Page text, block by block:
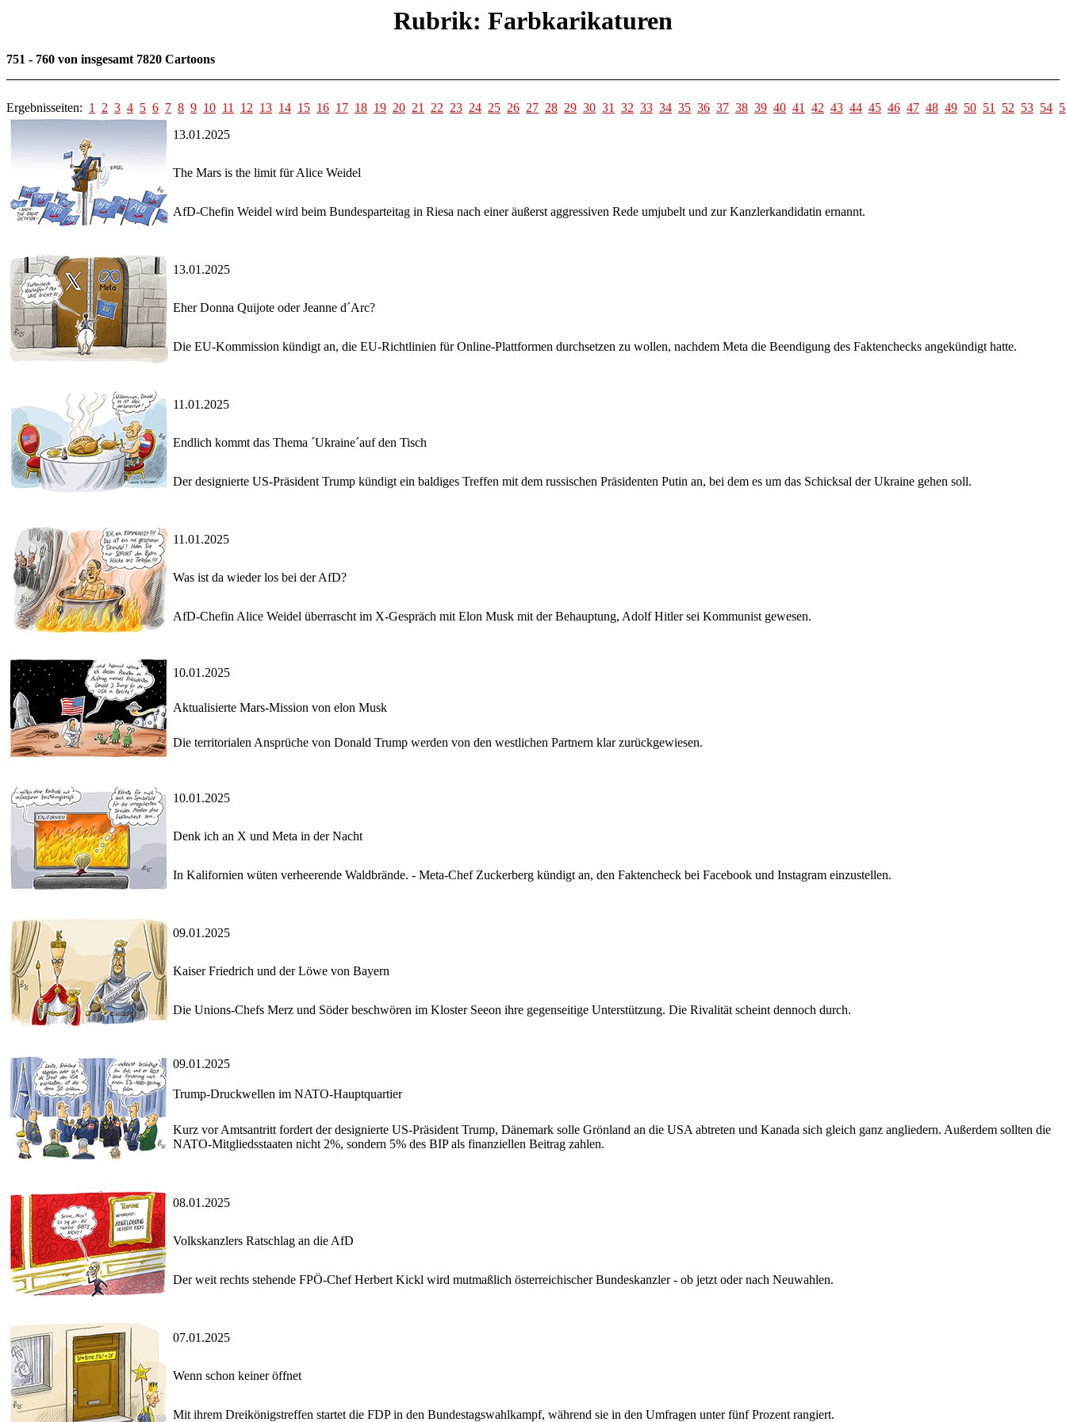
Rubrik: Farbkarikaturen
751 - 760 von insgesamt 7820 Cartoons
Ergebnisseiten: 1 2 3 4 5 6 7 8 9 10 11 12 13 14 15 16 17 18 19 20 21 22 23 24 25 26 27 28 29 30 31 32 33 34 35 36 37 38 39 40 41 42 43 44 45 46 47 48 49 50 51 52 53 54
13.01.2025
The Mars is the limit für Alice Weidel
AfD-Chefin Weidel wird beim Bundesparteitag in Riesa nach einer äußerst aggressiven Rede umjubelt und zur Kanzlerkandidatin ernannt.
13.01.2025
Eher Donna Quijote oder Jeanne d´Arc?
Die EU-Kommission kündigt an, die EU-Richtlinien für Online-Plattformen durchsetzen zu wollen, nachdem Meta die Beendigung des Faktenchecks angekündigt hatte.
11.01.2025
Endlich kommt das Thema ´Ukraine´auf den Tisch
Der designierte US-Präsident Trump kündigt ein baldiges Treffen mit dem russischen Präsidenten Putin an, bei dem es um das Schicksal der Ukraine gehen soll.
11.01.2025
Was ist da wieder los bei der AfD?
AfD-Chefin Alice Weidel überrascht im X-Gespräch mit Elon Musk mit der Behauptung, Adolf Hitler sei Kommunist gewesen.
10.01.2025
Aktualisierte Mars-Mission von elon Musk
Die territorialen Ansprüche von Donald Trump werden von den westlichen Partnern klar zurückgewiesen.
10.01.2025
Denk ich an X und Meta in der Nacht
In Kalifornien wüten verheerende Waldbrände. - Meta-Chef Zuckerberg kündigt an, den Faktencheck bei Facebook und Instagram einzustellen.
09.01.2025
Kaiser Friedrich und der Löwe von Bayern
Die Unions-Chefs Merz und Söder beschwören im Kloster Seeon ihre gegenseitige Unterstützung. Die Rivalität scheint dennoch durch.
09.01.2025
Trump-Druckwellen im NATO-Hauptquartier
Kurz vor Amtsantritt fordert der designierte US-Präsident Trump, Dänemark solle Grönland an die USA abtreten und Kanada sich gleich ganz angliedern. Außerdem sollten die
NATO-Mitgliedsstaaten nicht 2%, sondern 5% des BIP als finanziellen Beitrag zahlen.
08.01.2025
Volkskanzlers Ratschlag an die AfD
Der weit rechts stehende FPÖ-Chef Herbert Kickl wird mutmaßlich österreichischer Bundeskanzler - ob jetzt oder nach Neuwahlen.
07.01.2025
Wenn schon keiner öffnet
Mit ihrem Dreikönigstreffen startet die FDP in den Bundestagswahlkampf, während sie in den Umfragen unter fünf Prozent rangiert.